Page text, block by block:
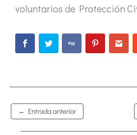
voluntarios de Protección
← Entrada anterior